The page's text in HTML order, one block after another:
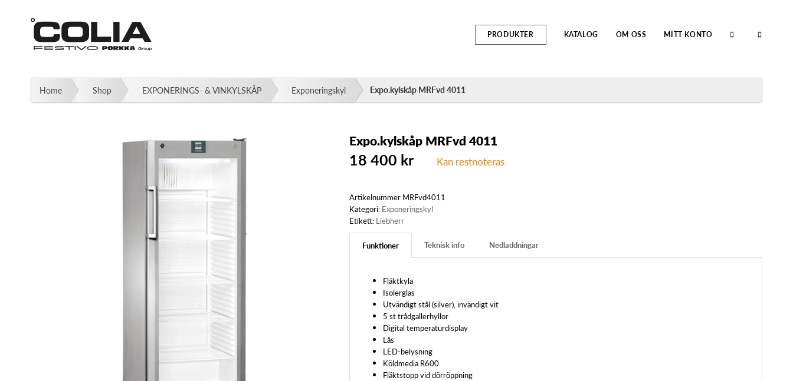
PRODUKTER KATALOG OM OSS MITT KONTO
Home Shop EXPONERINGS- & VINKYLSKÅP Exponeringskyl Expo.kylskåp MRFvd 4011
Expo.kylskåp MRFvd 4011
18 400 kr Kan restnoteras
Artikelnummer MRFvd4011
Kategori: Exponeringskyl
Etikett: Liebherr
Funktioner Teknisk info Nedladdningar
Fläktkyla
Isolerglas
Utvändigt stål (silver), invändigt vit
5 st trådgallerhyllor
Digital temperaturdisplay
Lås
LED-belysning
Köldmedia R600
Fläktstopp vid dörröppning